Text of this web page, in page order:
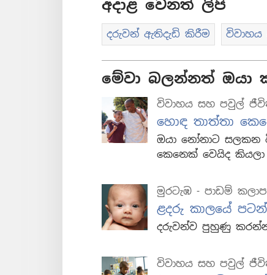
අදාළ වෙනත් ලිපි
දරුවන් ඇතිදැඩි කිරීම
මේවා බලන්නත් ඔයා
විවාහය සහ පවුල්
හොඳ තාත්තා
ඔයා නෝනාට සලකන
කෙනෙක් වෙයිද
මුරටැඹ - පාඩම්
ළදරු කාලයේ
දරුවන්ව පුහුණු කරන්න
විවාහය සහ පවුල්